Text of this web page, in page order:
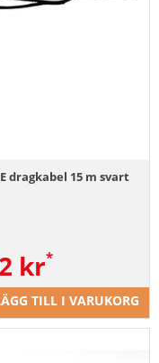
dragkabel 15 m svart
kr
TILL I VARUKORG